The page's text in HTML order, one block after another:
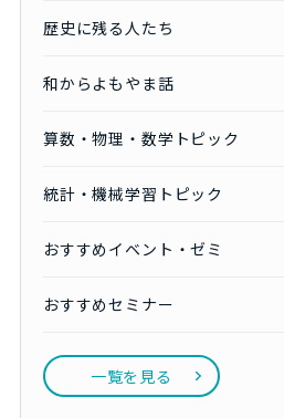
歴史に残る人たち
和からよもやま話
算数・物理・数学トピック
統計・機械学習トピック
おすすめイベント・ゼミ
おすすめセミナー
一覧を見る